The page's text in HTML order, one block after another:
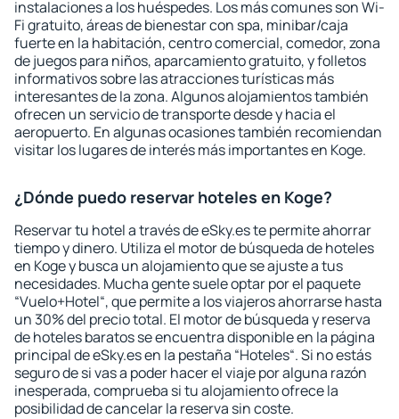
instalaciones a los huéspedes. Los más comunes son Wi-
Fi gratuito, áreas de bienestar con spa, minibar/caja
fuerte en la habitación, centro comercial, comedor, zona
de juegos para niños, aparcamiento gratuito, y folletos
informativos sobre las atracciones turísticas más
interesantes de la zona. Algunos alojamientos también
ofrecen un servicio de transporte desde y hacia el
aeropuerto. En algunas ocasiones también recomiendan
visitar los lugares de interés más importantes en Koge.
¿Dónde puedo reservar hoteles en Koge?
Reservar tu hotel a través de eSky.es te permite ahorrar
tiempo y dinero. Utiliza el motor de búsqueda de hoteles
en Koge y busca un alojamiento que se ajuste a tus
necesidades. Mucha gente suele optar por el paquete
“Vuelo+Hotel“, que permite a los viajeros ahorrarse hasta
un 30% del precio total. El motor de búsqueda y reserva
de hoteles baratos se encuentra disponible en la página
principal de eSky.es en la pestaña “Hoteles“. Si no estás
seguro de si vas a poder hacer el viaje por alguna razón
inesperada, comprueba si tu alojamiento ofrece la
posibilidad de cancelar la reserva sin coste.